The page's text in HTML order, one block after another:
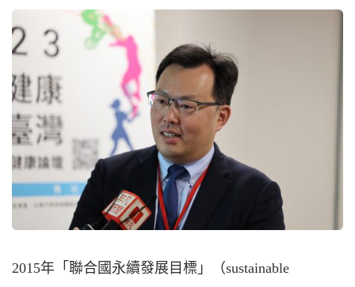
2015年「聯合國永續發展目標」（sustainable